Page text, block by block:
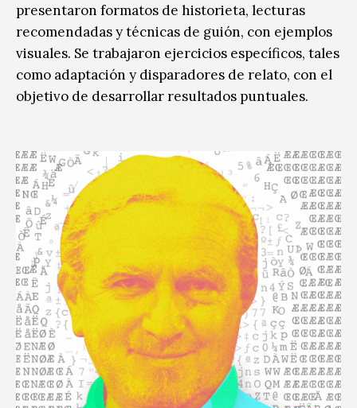
presentaron formatos de historieta, lecturas
recomendadas y técnicas de guión, con ejemplos
visuales. Se trabajaron ejercicios específicos, tales
como adaptación y disparadores de relato, con el
objetivo de desarrollar resultados puntuales.